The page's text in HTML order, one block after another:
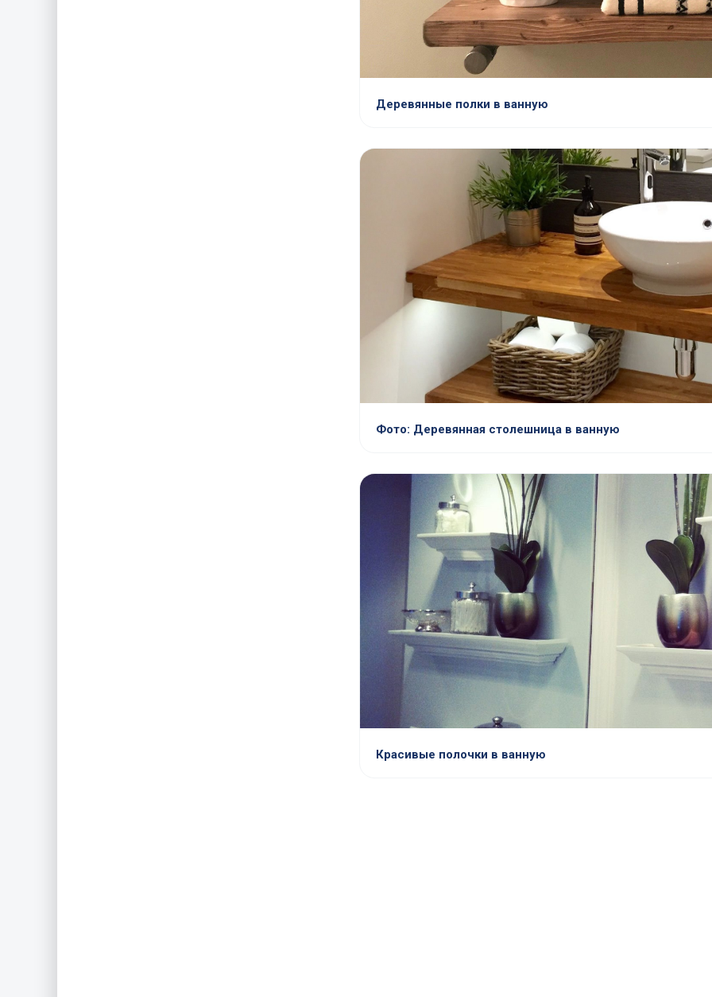
Деревянные полки в ванную
Фото: Деревянная столешница в ванную
Красивые полочки в ванную